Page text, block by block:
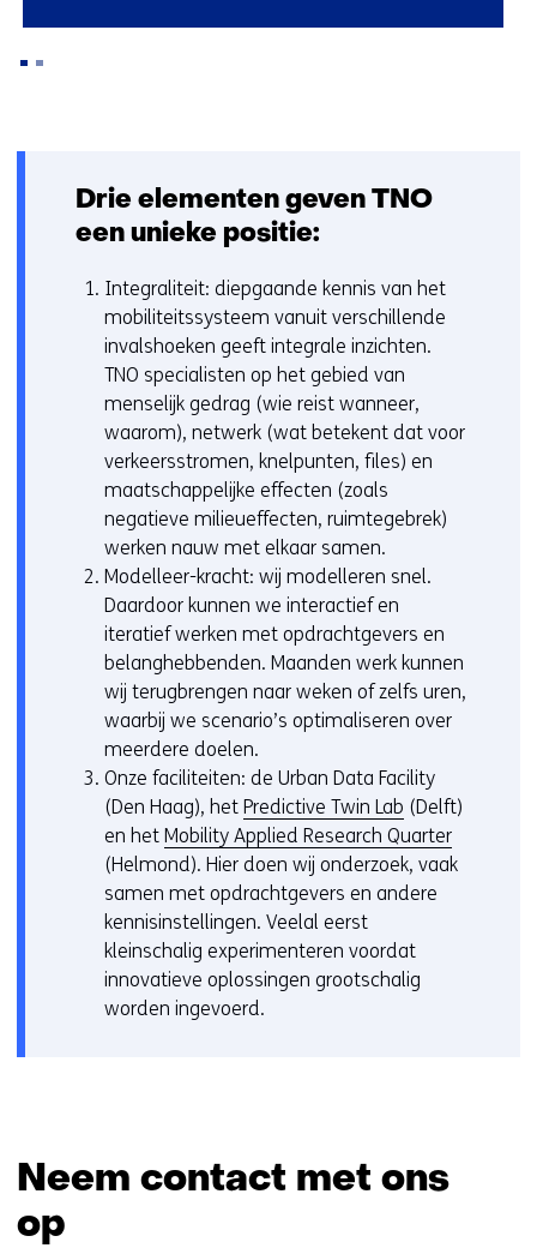
(Zo
maken
impact)
Drie elementen geven TNO
een unieke positie:
Integraliteit: diepgaande kennis van het
mobiliteitssysteem vanuit verschillende
invalshoeken geeft integrale inzichten.
TNO specialisten op het gebied van
menselijk gedrag (wie reist wanneer,
waarom), netwerk (wat betekent dat voor
verkeersstromen, knelpunten, files) en
maatschappelijke effecten (zoals
negatieve milieueffecten, ruimtegebrek)
werken nauw met elkaar samen.
Modelleer-kracht: wij modelleren snel.
Daardoor kunnen we interactief en
iteratief werken met opdrachtgevers en
belanghebbenden. Maanden werk kunnen
wij terugbrengen naar weken of zelfs uren,
waarbij we scenario’s optimaliseren over
meerdere doelen.
Onze faciliteiten: de Urban Data Facility
(Den Haag), het Predictive Twin Lab (Delft)
en het Mobility Applied Research Quarter
(Helmond). Hier doen wij onderzoek, vaak
samen met opdrachtgevers en andere
kennisinstellingen. Veelal eerst
kleinschalig experimenteren voordat
innovatieve oplossingen grootschalig
worden ingevoerd.
Neem contact met ons
op